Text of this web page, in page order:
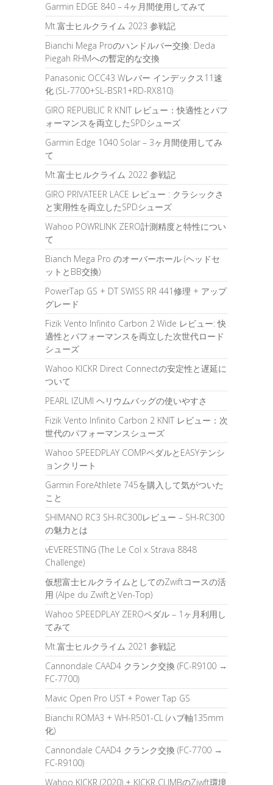
Garmin EDGE 840 – 4ヶ月間使用してみて
Mt.富士ヒルクライム 2023 参戦記
Bianchi Mega Proのハンドルバー交換: Deda
Piegah RHMへの暫定的な交換
Panasonic OCC43 Wレバー インデックス11速
化 (SL-7700+SL-BSR1+RD-RX810)
GIRO REPUBLIC R KNIT レビュー：快適性とパフ
ォーマンスを両立したSPDシューズ
Garmin Edge 1040 Solar – 3ヶ月間使用してみ
て
Mt.富士ヒルクライム 2022 参戦記
GIRO PRIVATEER LACE レビュー : クラシックさ
と実用性を両立したSPDシューズ
Wahoo POWRLINK ZERO計測精度と特性につい
て
Bianch Mega Pro のオーバーホール (ヘッドセ
ットとBB交換)
PowerTap GS + DT SWISS RR 441修理 + アップ
グレード
Fizik Vento Infinito Carbon 2 Wide レビュー: 快
適性とパフォーマンスを両立した次世代ロード
シューズ
Wahoo KICKR Direct Connectの安定性と遅延に
ついて
PEARL IZUMI ヘリウムバッグの使いやすさ
Fizik Vento Infinito Carbon 2 KNIT レビュー：次
世代のパフォーマンスシューズ
Wahoo SPEEDPLAY COMPペダルとEASYテンシ
ョンクリート
Garmin ForeAthlete 745を購入して気がついた
こと
SHIMANO RC3 SH-RC300レビュー – SH-RC300
の魅力とは
vEVERESTING (The Le Col x Strava 8848
Challenge)
仮想富士ヒルクライムとしてのZwiftコースの活
用 (Alpe du ZwiftとVen-Top)
Wahoo SPEEDPLAY ZEROペダル – 1ヶ月利用し
てみて
Mt.富士ヒルクライム 2021 参戦記
Cannondale CAAD4 クランク交換 (FC-R9100 →
FC-7700)
Mavic Open Pro UST + Power Tap GS
Bianchi ROMA3 + WH-R501-CL (ハブ軸135mm
化)
Cannondale CAAD4 クランク交換 (FC-7700 →
FC-R9100)
Wahoo KICKR (2020) + KICKR CLIMBのZiwft環境